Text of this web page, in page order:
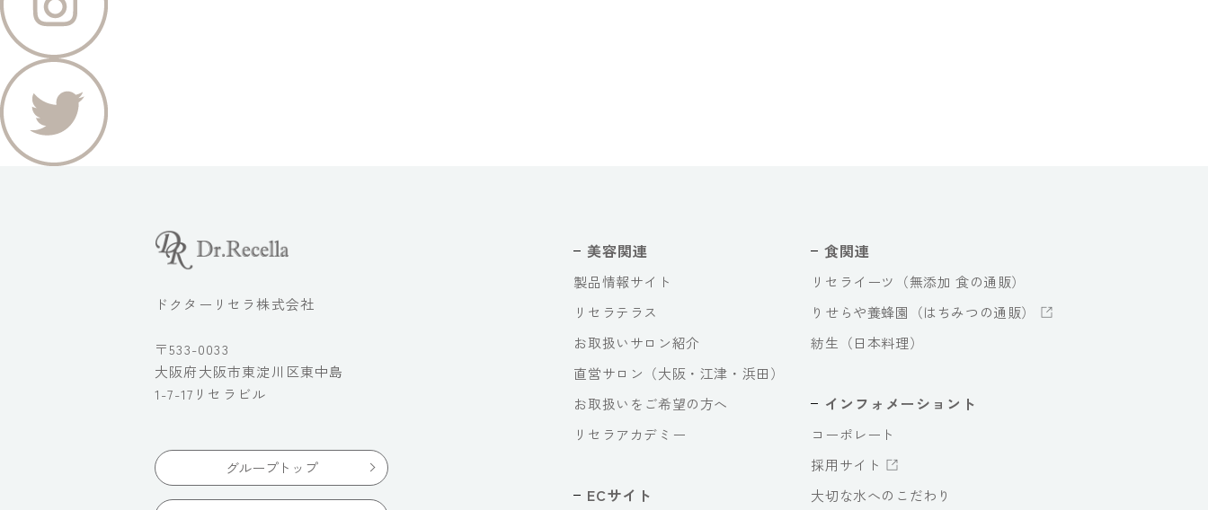
ドクターリセラ株式会社
〒533-0033
大阪府大阪市東淀川区東中島
1-7-17リセラビル
グループトップ
美容関連
製品情報サイト
リセラテラス
お取扱いサロン紹介
直営サロン（大阪・江津・浜田）
お取扱いをご希望の方へ
リセラアカデミー
ECサイト
食関連
リセライーツ（無添加 食の通販）
りせらや養蜂園（はちみつの通販）
紡生（日本料理）
インフォメーショント
コーポレート
採用サイト
大切な水へのこだわり